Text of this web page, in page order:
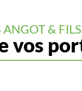
& FILS
vos